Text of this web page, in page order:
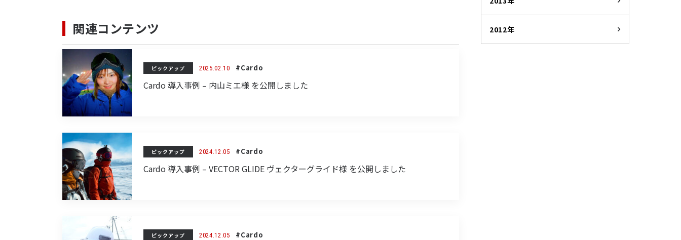
関連コンテンツ
ピックアップ 2025.02.10 #Cardo
Cardo 導入事例 – 内山ミエ様 を公開しました
ピックアップ 2024.12.05 #Cardo
Cardo 導入事例 – VECTOR GLIDE ヴェクターグライド様 を公開しました
ピックアップ 2024.12.05 #Cardo
2012年